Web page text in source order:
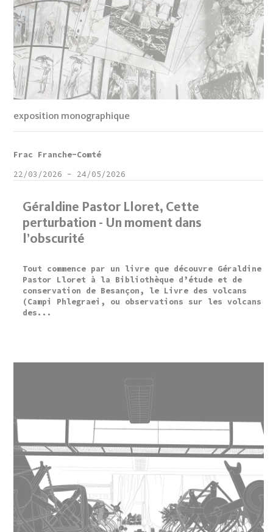
exposition monographique
Géraldine Pastor Lloret, Cette
perturbation - Un moment dans
l’obscurité
Tout commence par un livre que découvre Géraldine
Pastor Lloret à la Bibliothèque d’étude et de
conservation de Besançon, le Livre des volcans
(Campi Phlegraei, ou observations sur les volcans
des...
Frac Franche-Comté
22/03/2026 - 24/05/2026